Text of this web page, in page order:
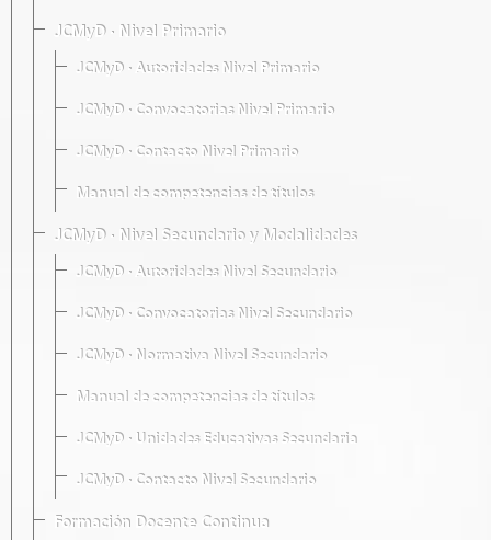
JCMyD · Nivel Primario
JCMyD · Autoridades Nivel Primario
JCMyD · Convocatorias Nivel Primario
JCMyD · Contacto Nivel Primario
Manual de competencias de títulos
JCMyD · Nivel Secundario y Modalidades
JCMyD · Autoridades Nivel Secundario
JCMyD · Convocatorias Nivel Secundario
JCMyD · Normativa Nivel Secundario
Manual de competencias de títulos
JCMyD · Unidades Educativas Secundaria
JCMyD · Contacto Nivel Secundario
Formación Docente Continua